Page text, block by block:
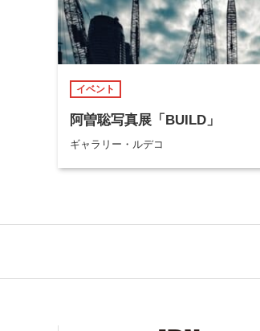
イベント
阿曽聡写真展「BUILD」
ギャラリー・ルデコ